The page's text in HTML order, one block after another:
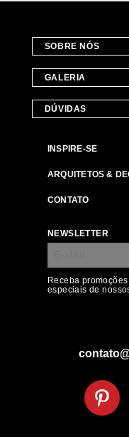
SOBRE NÓS
GALERIA
DÚVIDAS
INSPIRE-SE
ARQUITETOS &
CONTATO
NEWSLETTER
Receba
especiais de